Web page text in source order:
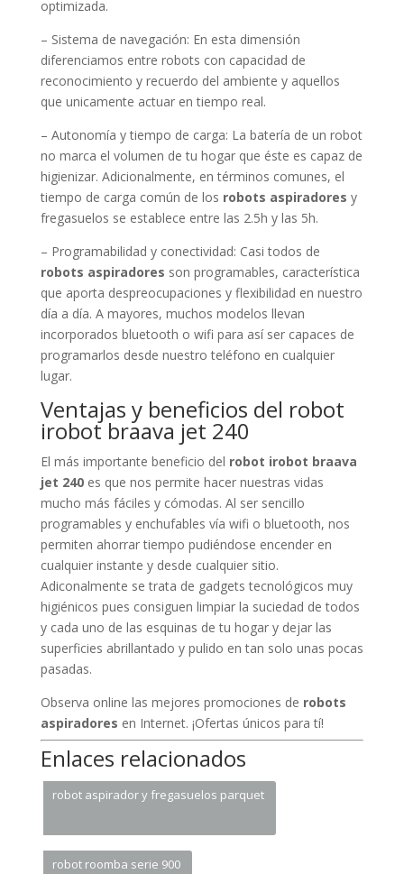
optimizada.
– Sistema de navegación: En esta dimensión
diferenciamos entre robots con capacidad de
reconocimiento y recuerdo del ambiente y aquellos
que unicamente actuar en tiempo real.
– Autonomía y tiempo de carga: La batería de un robot
no marca el volumen de tu hogar que éste es capaz de
higienizar. Adicionalmente, en términos comunes, el
tiempo de carga común de los robots aspiradores y
fregasuelos se establece entre las 2.5h y las 5h.
– Programabilidad y conectividad: Casi todos de
robots aspiradores son programables, característica
que aporta despreocupaciones y flexibilidad en nuestro
día a día. A mayores, muchos modelos llevan
incorporados bluetooth o wifi para así ser capaces de
programarlos desde nuestro teléfono en cualquier
lugar.
Ventajas y beneficios del robot
irobot braava jet 240
El más importante beneficio del robot irobot braava
jet 240es que nos permite hacer nuestras vidas
mucho más fáciles y cómodas. Al ser sencillo
programables y enchufables vía wifi o bluetooth, nos
permiten ahorrar tiempo pudiéndose encender en
cualquier instante y desde cualquier sitio.
Adiconalmente se trata de gadgets tecnológicos muy
higiénicos pues consiguen limpiar la suciedad de todos
y cada uno de las esquinas de tu hogar y dejar las
superficies abrillantado y pulido en tan solo unas pocas
pasadas.
Observa online las mejores promociones de robots
aspiradores en Internet. ¡Ofertas únicos para tí!
Enlaces relacionados
robot aspirador y fregasuelos parquet
robot roomba serie 900